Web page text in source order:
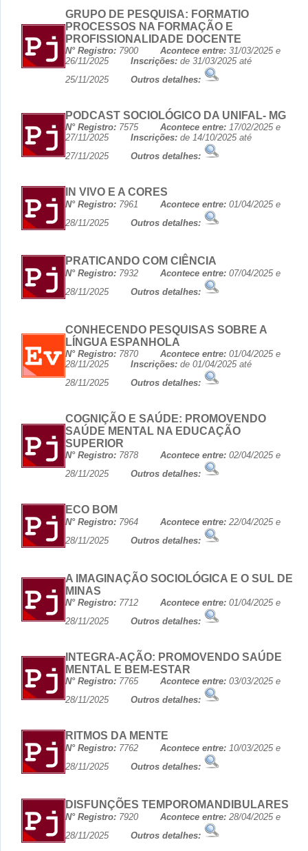
GRUPO DE PESQUISA: FORMATIO
PROCESSOS NA FORMAÇÃO E
PROFISSIONALIDADE DOCENTE
N° Registro: 7900 Acontece entre: 31/03/2025 e
26/11/2025 Inscrições: de 31/03/2025 até
25/11/2025 Outros detalhes:
PODCAST SOCIOLÓGICO DA UNIFAL- MG
N° Registro: 7575 Acontece entre: 17/02/2025 e
27/11/2025 Inscrições: de 14/10/2025 até
27/11/2025 Outros detalhes:
IN VIVO E A CORES
N° Registro: 7961 Acontece entre: 01/04/2025 e
28/11/2025 Outros detalhes:
PRATICANDO COM CIÊNCIA
N° Registro: 7932 Acontece entre: 07/04/2025 e
28/11/2025 Outros detalhes:
CONHECENDO PESQUISAS SOBRE A
LÍNGUA ESPANHOLA
N° Registro: 7870 Acontece entre: 01/04/2025 e
28/11/2025 Inscrições: de 01/04/2025 até
28/11/2025 Outros detalhes:
COGNIÇÃO E SAÚDE: PROMOVENDO
SAÚDE MENTAL NA EDUCAÇÃO
SUPERIOR
N° Registro: 7878 Acontece entre: 02/04/2025 e
28/11/2025 Outros detalhes:
ECO BOM
N° Registro: 7964 Acontece entre: 22/04/2025 e
28/11/2025 Outros detalhes:
A IMAGINAÇÃO SOCIOLÓGICA E O SUL DE
MINAS
N° Registro: 7712 Acontece entre: 01/04/2025 e
28/11/2025 Outros detalhes:
INTEGRA-AÇÃO: PROMOVENDO SAÚDE
MENTAL E BEM-ESTAR
N° Registro: 7765 Acontece entre: 03/03/2025 e
28/11/2025 Outros detalhes:
RITMOS DA MENTE
N° Registro: 7762 Acontece entre: 10/03/2025 e
28/11/2025 Outros detalhes:
DISFUNÇÕES TEMPOROMANDIBULARES
N° Registro: 7920 Acontece entre: 28/04/2025 e
28/11/2025 Outros detalhes: